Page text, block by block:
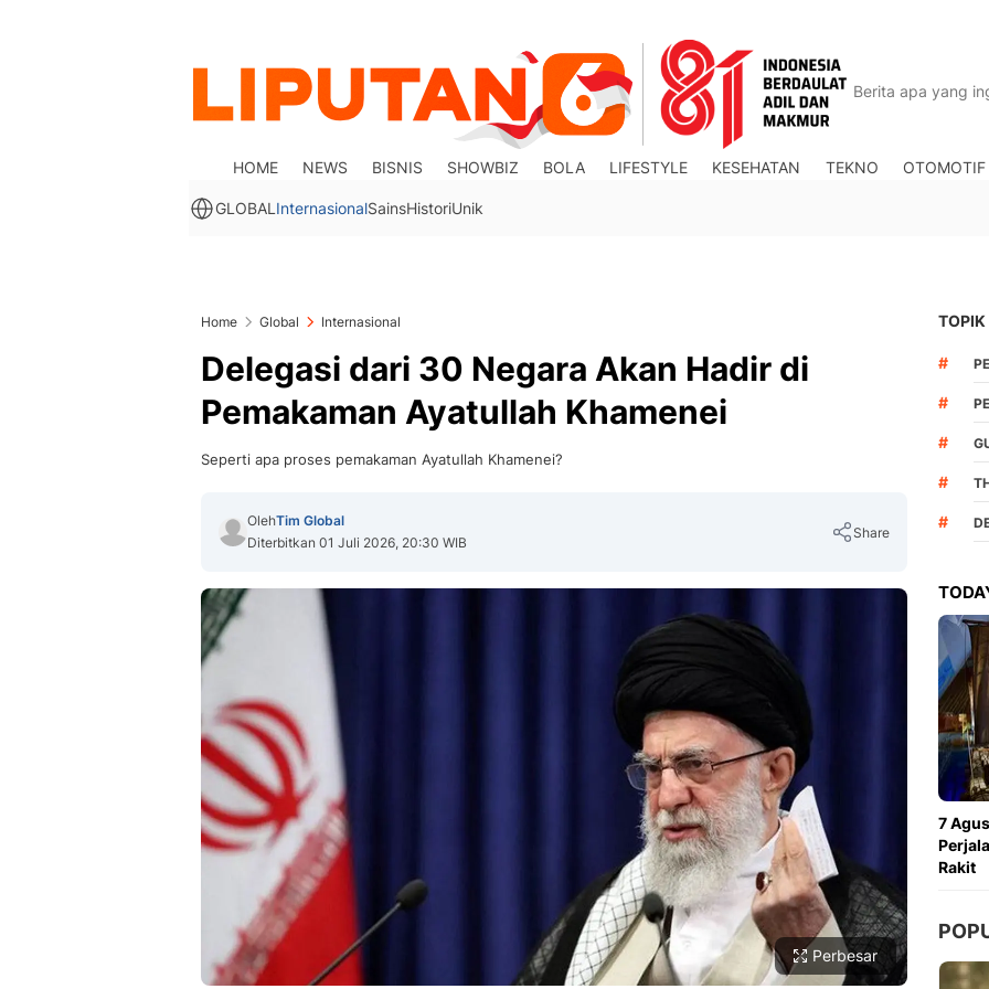
HOME NEWS BISNIS SHOWBIZ BOLA LIFESTYLE KESEHATAN TEKNO OTOMOTIF
GLOBAL InternasionalSainsHistoriUnik
Home Global Internasional
Delegasi dari 30 Negara Akan Hadir di
Pemakaman Ayatullah Khamenei
Seperti apa proses pemakaman Ayatullah Khamenei?
OlehTim Global
Diterbitkan 01 Juli 2026, 20:30 WIB
Share
Perbesar
TOPIK
#
#
#
#
#
7
Rakit